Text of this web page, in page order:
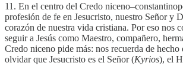
11. En el centro del Credo
profesión de fe en Jesucristo, nuestro Señor y
corazón de nuestra vida cristiana. Por eso nos
seguir a Jesús como Maestro, compañero,
Credo niceno pide más: nos recuerda de hecho
olvidar que Jesucristo es el Señor (Kyrios), el